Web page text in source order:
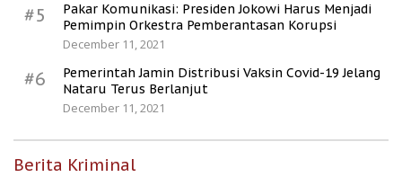
#5
Pakar Komunikasi: Presiden Jokowi Harus Menjadi
Pemimpin Orkestra Pemberantasan Korupsi
December 11, 2021
#6
Pemerintah Jamin Distribusi Vaksin Covid-19 Jelang
Nataru Terus Berlanjut
December 11, 2021
Berita Kriminal